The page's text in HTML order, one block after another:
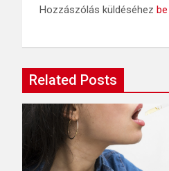
Hozzászólás küldéséhez
Related Posts